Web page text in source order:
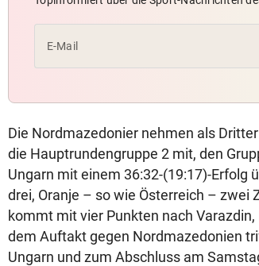
E-Mail
Die Nordmazedonier nehmen als
die Hauptrundengruppe 2 mit, den
Ungarn mit einem 36:32-(19:17)-Erfolg
drei, Oranje – so wie Österreich – zwei
kommt mit vier Punkten nach
dem Auftakt gegen Nordmazedonien
Ungarn und zum Abschluss am